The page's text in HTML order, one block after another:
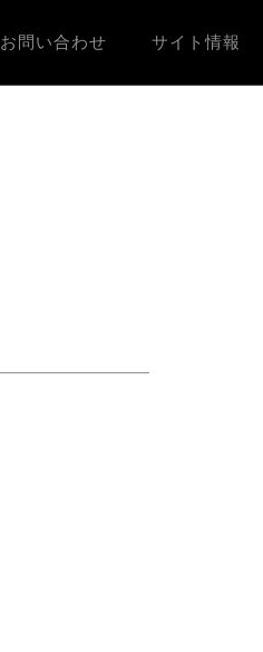
お問い合わせ サイト情報